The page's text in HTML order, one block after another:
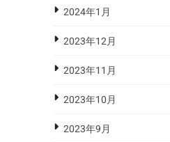
2024年1月
2023年12月
2023年11月
2023年10月
2023年9月